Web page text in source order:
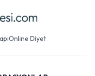
Online Diyet